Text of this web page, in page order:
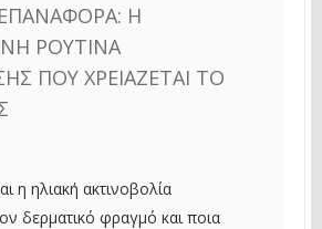
Η
ΡΟΥΤΊΝΑ
ΠΟΥ ΧΡΕΙΆΖΕΤΑΙ ΤΟ
η ηλιακή ακτινοβολία
δερματικό φραγμό και ποια